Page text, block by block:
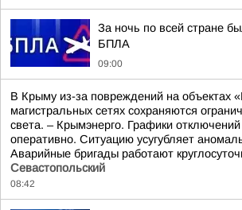
За ночь по всей стране
БПЛА
09:00
В Крыму из-за повреждений на объектах
магистральных сетях сохраняются
света. – Крымэнерго. Графики отключений
оперативно. Ситуацию усугубляет
Аварийные бригады работают
Севастопольский
08:42